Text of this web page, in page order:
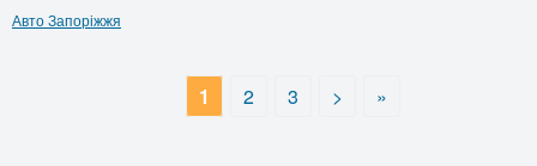
Авто Запоріжжя
1 2 3 > »